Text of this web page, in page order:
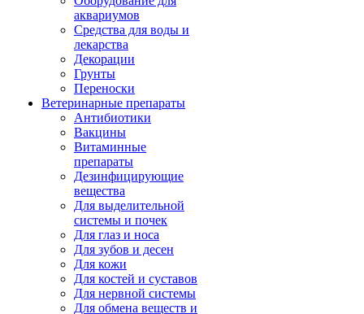
аквариумов
Средства для воды и
лекарства
Декорации
Грунты
Переноски
Ветеринарные препараты
Антибиотики
Вакцины
Витаминные
препараты
Дезинфицирующие
вещества
Для выделительной
системы и почек
Для глаз и носа
Для зубов и десен
Для кожи
Для костей и суставов
Для нервной системы
Для обмена веществ и